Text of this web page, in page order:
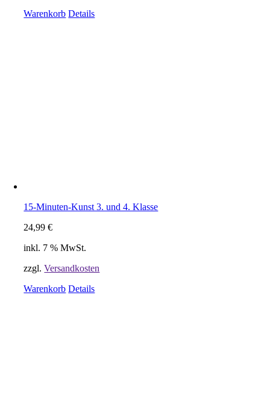
Warenkorb Details
15-Minuten-Kunst 3. und 4. Klasse
24,99€
inkl. 7 % MwSt.
zzgl.Versandkosten
Warenkorb Details